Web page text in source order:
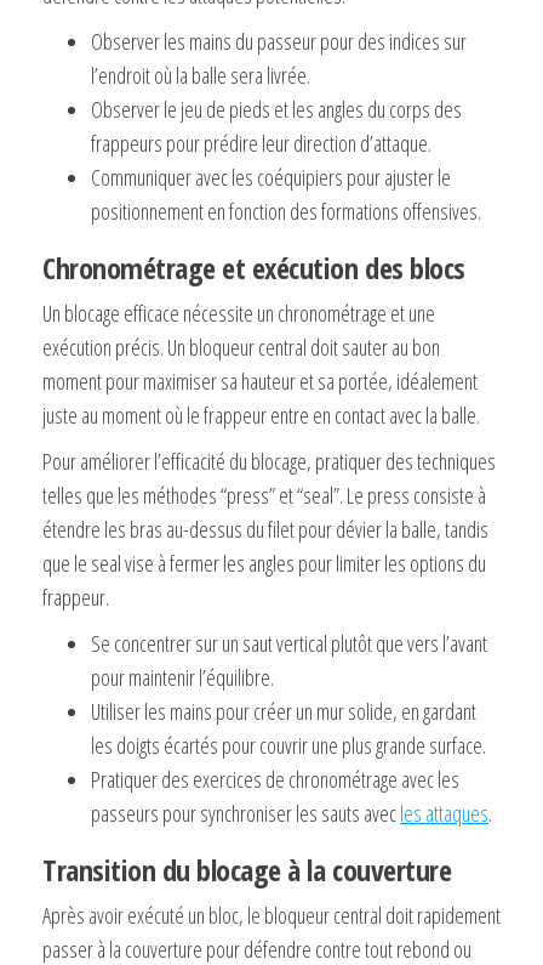
Observer les mains du passeur pour des indices sur
l’endroit où la balle sera livrée.
Observer le jeu de pieds et les angles du corps des
frappeurs pour prédire leur direction d’attaque.
Communiquer avec les coéquipiers pour ajuster le
positionnement en fonction des formations offensives.
Chronométrage et exécution des blocs
Un blocage efficace nécessite un chronométrage et une
exécution précis. Un bloqueur central doit sauter au bon
moment pour maximiser sa hauteur et sa portée, idéalement
juste au moment où le frappeur entre en contact avec la balle.
Pour améliorer l’efficacité du blocage, pratiquer des techniques
telles que les méthodes “press” et “seal”. Le press consiste à
étendre les bras au-dessus du filet pour dévier la balle, tandis
que le seal vise à fermer les angles pour limiter les options du
frappeur.
Se concentrer sur un saut vertical plutôt que vers l’avant
pour maintenir l’équilibre.
Utiliser les mains pour créer un mur solide, en gardant
les doigts écartés pour couvrir une plus grande surface.
Pratiquer des exercices de chronométrage avec les
passeurs pour synchroniser les sauts avecles attaques.
Transition du blocage à la couverture
Après avoir exécuté un bloc, le bloqueur central doit rapidement
passer à la couverture pour défendre contre tout rebond ou